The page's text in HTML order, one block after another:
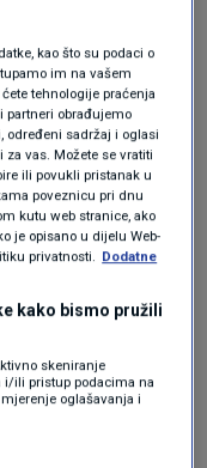
te
suvlasnika
kućnog
takav
propisati da
lifta, na
smeće kroz
zgrada
kao što su podaci o
im na vašem
tehnologije praćenja
partneri obrađujemo
određeni sadržaj i oglasi
vas. Možete se vratiti
ili povukli pristanak u
poveznicu pri dnu
kutu web stranice, ako
je opisano u dijelu Web-
privatnosti. Dodatne
kako bismo pružili
skeniranje
i/ili pristup podacima na
oglašavanja i